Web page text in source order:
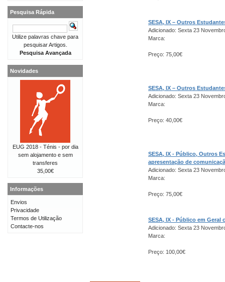
SESA, IX – Outros
Adicionado: Sexta 23
Marca:
Preço: 75,00€
SESA, IX – Outros
Adicionado: Sexta 23
Marca:
Preço: 40,00€
SESA, IX - Público, Outros
apresentação de
Adicionado: Sexta 23
Marca:
Preço: 75,00€
SESA, IX - Público em
Adicionado: Sexta 23
Marca:
Preço: 100,00€
Pesquisa Rápida
Utilize palavras chave para
pesquisar Artigos.
Pesquisa Avançada
Novidades
EUG 2018 - Ténis - por dia
sem alojamento e sem
transferes
35,00€
Informações
Envios
Privacidade
Termos de Utilização
Contacte-nos